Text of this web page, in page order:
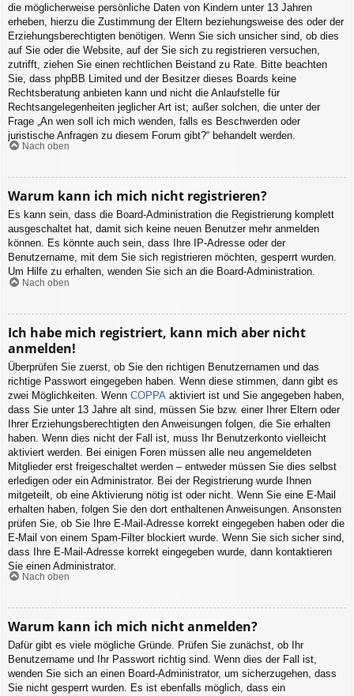
die möglicherweise persönliche Daten von Kindern unter 13 Jahren
erheben, hierzu die Zustimmung der Eltern beziehungsweise des oder der
Erziehungsberechtigten benötigen. Wenn Sie sich unsicher sind, ob dies
auf Sie oder die Website, auf der Sie sich zu registrieren versuchen,
zutrifft, ziehen Sie einen rechtlichen Beistand zu Rate. Bitte beachten
Sie, dass phpBB Limited und der Besitzer dieses Boards keine
Rechtsberatung anbieten kann und nicht die Anlaufstelle für
Rechtsangelegenheiten jeglicher Art ist; außer solchen, die unter der
Frage „An wen soll ich mich wenden, falls es Beschwerden oder
juristische Anfragen zu diesem Forum gibt?“ behandelt werden.
Nach oben
Warum kann ich mich nicht registrieren?
Es kann sein, dass die Board-Administration die Registrierung komplett
ausgeschaltet hat, damit sich keine neuen Benutzer mehr anmelden
können. Es könnte auch sein, dass Ihre IP-Adresse oder der
Benutzername, mit dem Sie sich registrieren möchten, gesperrt wurden.
Um Hilfe zu erhalten, wenden Sie sich an die Board-Administration.
Nach oben
Ich habe mich registriert, kann mich aber nicht
anmelden!
Überprüfen Sie zuerst, ob Sie den richtigen Benutzernamen und das
richtige Passwort eingegeben haben. Wenn diese stimmen, dann gibt es
zwei Möglichkeiten. Wenn COPPA aktiviert ist und Sie angegeben haben,
dass Sie unter 13 Jahre alt sind, müssen Sie bzw. einer Ihrer Eltern oder
Ihrer Erziehungsberechtigten den Anweisungen folgen, die Sie erhalten
haben. Wenn dies nicht der Fall ist, muss Ihr Benutzerkonto vielleicht
aktiviert werden. Bei einigen Foren müssen alle neu angemeldeten
Mitglieder erst freigeschaltet werden – entweder müssen Sie dies selbst
erledigen oder ein Administrator. Bei der Registrierung wurde Ihnen
mitgeteilt, ob eine Aktivierung nötig ist oder nicht. Wenn Sie eine E-Mail
erhalten haben, folgen Sie den dort enthaltenen Anweisungen. Ansonsten
prüfen Sie, ob Sie Ihre E-Mail-Adresse korrekt eingegeben haben oder die
E-Mail von einem Spam-Filter blockiert wurde. Wenn Sie sich sicher sind,
dass Ihre E-Mail-Adresse korrekt eingegeben wurde, dann kontaktieren
Sie einen Administrator.
Nach oben
Warum kann ich mich nicht anmelden?
Dafür gibt es viele mögliche Gründe. Prüfen Sie zunächst, ob Ihr
Benutzername und Ihr Passwort richtig sind. Wenn dies der Fall ist,
wenden Sie sich an einen Board-Administrator, um sicherzugehen, dass
Sie nicht gesperrt wurden. Es ist ebenfalls möglich, dass ein